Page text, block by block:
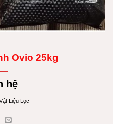
Ovio 25kg
hệ
Liệu Lọc